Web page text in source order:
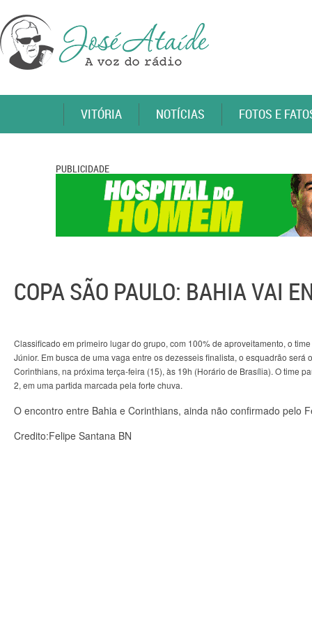
VITÓRIA NOTÍCIAS FOTOS E
PUBLICIDADE
COPA SÃO PAULO: BAHIA VAI
Classificado em primeiro lugar do grupo, com 100% de aproveitamento, o
Júnior. Em busca de uma vaga entre os dezesseis finalista, o esquadrão
Corinthians, na próxima terça-feira (15), às 19h (Horário de Brasília). O time
2, em uma partida marcada pela forte chuva.
O encontro entre Bahia e Corinthians, ainda não confirmado pelo
Credito:Felipe Santana BN